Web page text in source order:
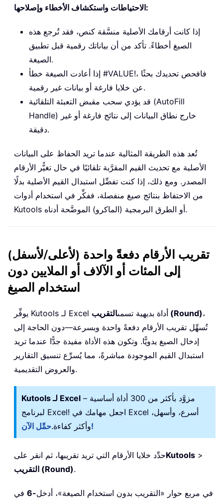
الاحتياطات واستكشاف الأخطاء وإصلاحها:
إذا كانت أرقامك الأصلية منسَّقة كنص، فقد تُرجع هذه
الصيغ أخطاءً. تأكد من أن بياناتك رقمية قبل تطبيق
الصيغة.
إذا أعادت الصيغة خطأ #VALUE!، فافحص تحديدك بحثًا
عن خلايا فارغة أو بيانات غير رقمية.
قد يؤدي سحب مقبض التعبئة التلقائية (AutoFill
Handle) خارج نطاق البيانات إلى نتائج فارغة أو غير
دقيقة.
تُعد هذه الطريقة المثالية عندما تريد الحفاظ على البيانات
الأصلية مع تحديث القيم المقرَّبة تلقائيًا في حال تغيُّر الأرقام
المصدر. ومع ذلك، إذا كنت تفضِّل استبدال القيم الأصلية بدلًا
من الاحتفاظ بنتائج صيغ منفصلة، ففكِّر في استخدام أدوات
Kutools أو الطرق البرمجية (الماكرو) الموضَّحة أدناه.
تقريب الأرقام دفعةً واحدة (لأعلى/لأسفل)
إلى المئات أو الآلاف أو الملايين دون
استخدام الصيغ
يوفِّر Kutools لـ Excel أداة بديهية تسمى التقريب (Round)،
تُسهِّل تقريب الأرقام دفعةً واحدة وبسرعة—دون الحاجة إلى
إدخال الصيغ يدويًّا. وتكون هذه الأداة مفيدة جدًّا عندما تريد
استبدال القيم الموجودة مباشرةً، مما يُسرِّع تنسيق التقارير
والعروض التقديمية.
Kutools لـ Excel – مزوَّد بأكثر من 300 أداة أساسية
لبرنامج Excel! اجعل مهامك في Excel أسرع، وأسهل،
وأكثر كفاءة.حمِّل الآن!
حدِّد خلايا الأرقام التي تريد تقريبها، ثم انقر علىKutools >
التقريب (Round).
في مربع حوار «التقريب بدون استخدام الصيغة»، أدخل-6
في